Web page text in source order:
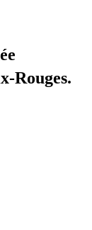
Rouges.